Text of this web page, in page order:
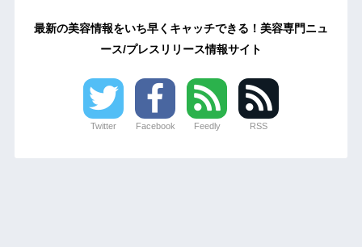
最新の美容情報をいち早くキャッチできる！美容専門ニュ
ース/プレスリリース情報サイト
Twitter Facebook Feedly RSS